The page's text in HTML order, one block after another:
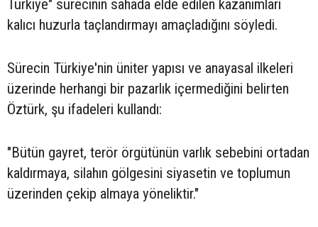
Türkiye" sürecinin sahada elde edilen kazanımları
kalıcı huzurla taçlandırmayı amaçladığını söyledi.
Sürecin Türkiye'nin üniter yapısı ve anayasal ilkeleri
üzerinde herhangi bir pazarlık içermediğini belirten
Öztürk, şu ifadeleri kullandı:
"Bütün gayret, terör örgütünün varlık sebebini ortadan
kaldırmaya, silahın gölgesini siyasetin ve toplumun
üzerinden çekip almaya yöneliktir."